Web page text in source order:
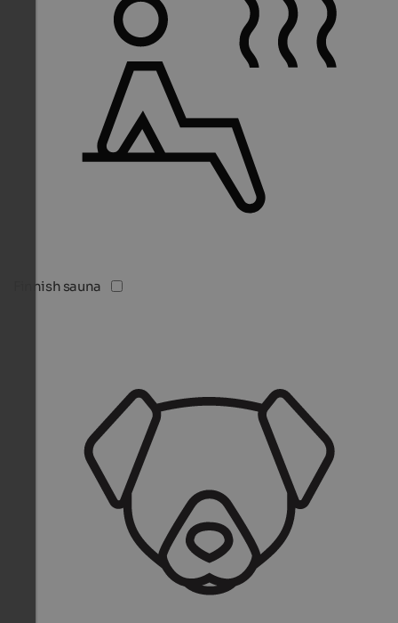
Finnish sauna